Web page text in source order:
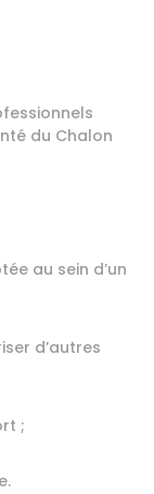
du Chalon
au sein d’un
d’autres
;